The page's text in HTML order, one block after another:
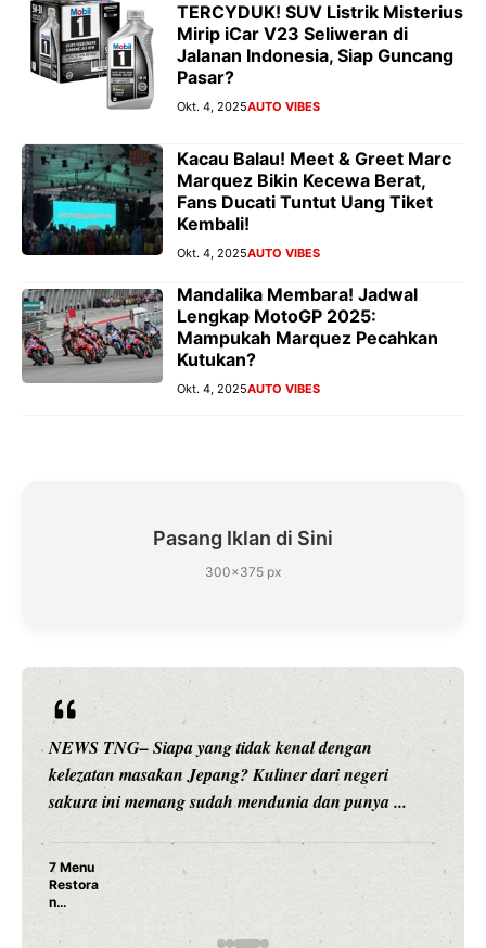
TERCYDUK! SUV Listrik Misterius
Mirip iCar V23 Seliweran di
Jalanan Indonesia, Siap Guncang
Pasar?
Okt. 4, 2025AUTO VIBES
Kacau Balau! Meet & Greet Marc
Marquez Bikin Kecewa Berat,
Fans Ducati Tuntut Uang Tiket
Kembali!
Okt. 4, 2025AUTO VIBES
Mandalika Membara! Jadwal
Lengkap MotoGP 2025:
Mampukah Marquez Pecahkan
Kutukan?
Okt. 4, 2025AUTO VIBES
Pasang Iklan di Sini
300×375 px
NEWS TNG– Siapa sangka, dua nama besar di dunia
hiburan, Nunung Srimulat dan Vicky Prasetyo, kini
merambah dunia kuliner dengan ...
Nunung Srimulat & Vicky Prasetyo Buka Restoran
Rahasia Mami Bikin Nagih!